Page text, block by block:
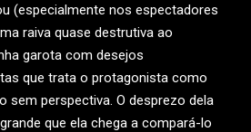
(especialmente nos espectadores
raiva quase destrutiva ao
garota com desejos
que trata o protagonista como
sem perspectiva. O desprezo dela
que ela chega a compará-lo